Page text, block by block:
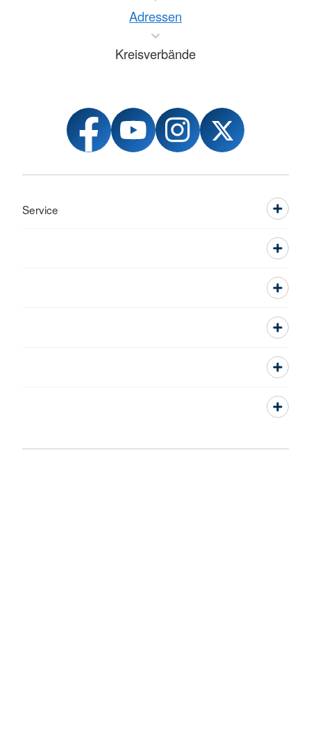
Adressen
Kreisverbände
Service